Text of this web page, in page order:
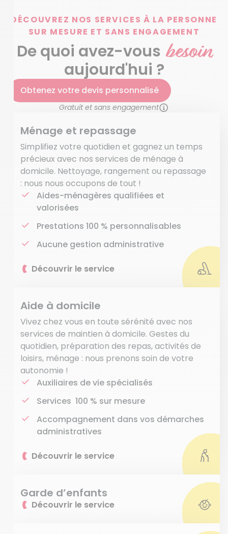
DÉCOUVREZ NOS SERVICES À LA PERSONNE
SUR MESURE ET SANS ENGAGEMENT
De quoi avez-vous besoin
aujourd'hui ?
Obtenez votre devis personnalisé
Gratuit et sans engagement
Ménage et repassage
Simplifiez votre quotidien et gagnez un temps
précieux avec nos services de ménage à
domicile. Nettoyage, rangement ou repassage
: nous nous occupons de tout !
Aides-ménagères qualifiées et
valorisées
Prestations 100 % personnalisables
Aucune gestion administrative
Découvrir le service
Aide à domicile
Vivez chez vous en toute sérénité avec nos
services de maintien à domicile. Gestes du
quotidien, préparation des repas, activités de
loisirs, ménage : nous prenons soin de votre
autonomie !
Auxiliaires de vie spécialisés
Services 100 % sur mesure
Accompagnement dans vos démarches
administratives
Découvrir le service
Garde d’enfants
Découvrir le service